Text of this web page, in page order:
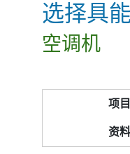
选择具
空调机
料